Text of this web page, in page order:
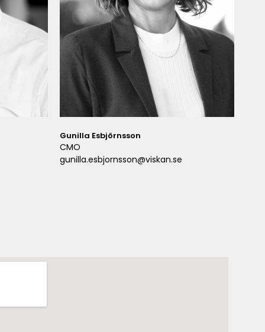
Gunilla Esbjörnsson
CMO
gunilla.esbjornsson@viskan.se